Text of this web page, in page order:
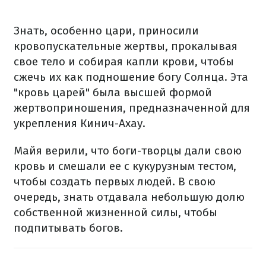
Знать, особенно цари, приносили
кровопускательные жертвы, прокалывая
свое тело и собирая капли крови, чтобы
сжечь их как подношение богу Солнца. Эта
"кровь царей" была высшей формой
жертвоприношения, предназначенной для
укрепления Кинич-Ахау.
Майя верили, что боги-творцы дали свою
кровь и смешали ее с кукурузным тестом,
чтобы создать первых людей. В свою
очередь, знать отдавала небольшую долю
собственной жизненной силы, чтобы
подпитывать богов.